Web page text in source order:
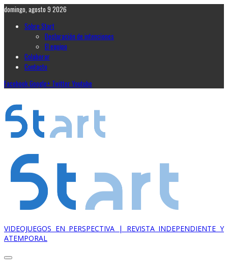
domingo, agosto 9 2026
Sobre Start
Declaración de intenciones
El equipo
Colaborar
Contacto
FacebookGoogle+ TwitterYoutube
VIDEOJUEGOS EN PERSPECTIVA | REVISTA INDEPENDIENTE Y
ATEMPORAL